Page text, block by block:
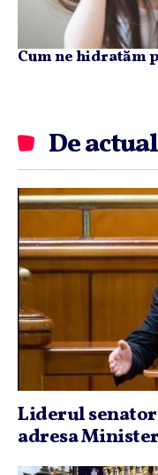
Cum ne hidratăm
De
Liderul
adresa